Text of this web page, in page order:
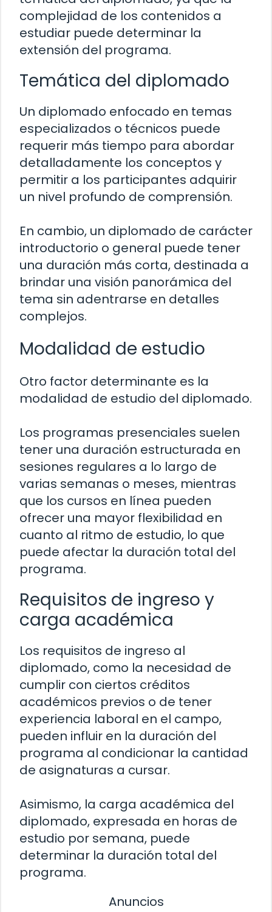
complejidad de los contenidos a
estudiar puede determinar la
extensión del programa.
Temática del diplomado
Un diplomado enfocado en temas
especializados o técnicos puede
requerir más tiempo para abordar
detalladamente los conceptos y
permitir a los participantes adquirir
un nivel profundo de comprensión.
En cambio, un diplomado de carácter
introductorio o general puede tener
una duración más corta, destinada a
brindar una visión panorámica del
tema sin adentrarse en detalles
complejos.
Modalidad de estudio
Otro factor determinante es la
modalidad de estudio del diplomado.
Los programas presenciales suelen
tener una duración estructurada en
sesiones regulares a lo largo de
varias semanas o meses, mientras
que los cursos en línea pueden
ofrecer una mayor flexibilidad en
cuanto al ritmo de estudio, lo que
puede afectar la duración total del
programa.
Requisitos de ingreso y
carga académica
Los requisitos de ingreso al
diplomado, como la necesidad de
cumplir con ciertos créditos
académicos previos o de tener
experiencia laboral en el campo,
pueden influir en la duración del
programa al condicionar la cantidad
de asignaturas a cursar.
Asimismo, la carga académica del
diplomado, expresada en horas de
estudio por semana, puede
determinar la duración total del
programa.
Anuncios